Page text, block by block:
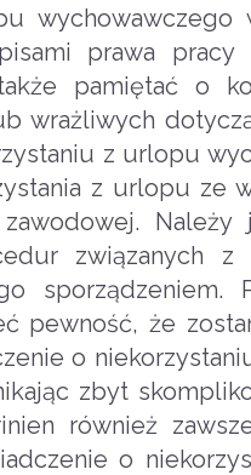
prawa
pamiętać o
wrażliwych
z urlopu
z urlopu ze
zawodowej.
związanych z
sporządzeniem.
pewność, że
o
zbyt
również
o